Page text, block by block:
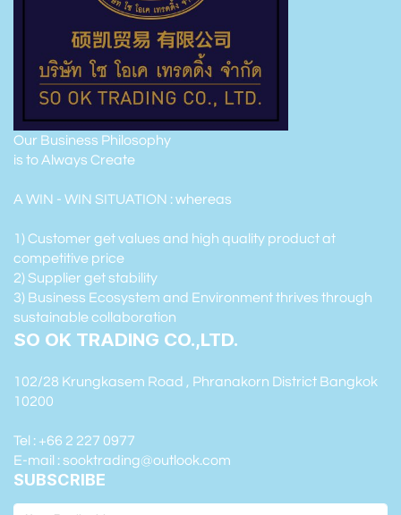
Our Business Philosophy
is to Always Create
A WIN - WIN SITUATION : whereas
1) Customer get values and high quality product at
competitive price
2) Supplier get stability
3) Business Ecosystem and Environment thrives through
sustainable collaboration
SO OK TRADING CO.,LTD.
102/28 Krungkasem Road , Phranakorn District Bangkok
10200
Tel : +66 2 227 0977
E-mail : sooktrading@outlook.com
SUBSCRIBE